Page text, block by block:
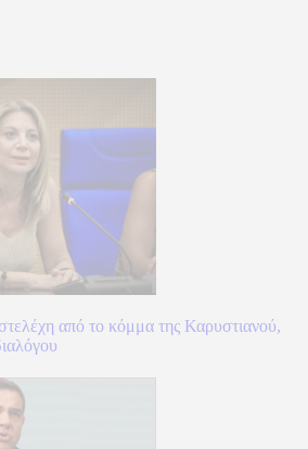
από το κόμμα της Καρυστιανού,